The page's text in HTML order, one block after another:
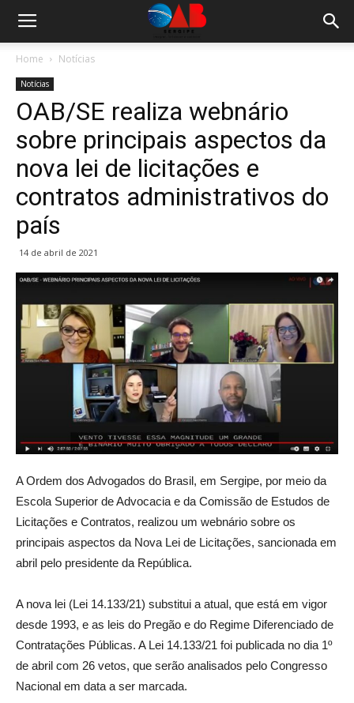
Home Notícias
Notícias
OAB/SE realiza webnário
sobre principais aspectos da
nova lei de licitações e
contratos administrativos do
país
14 de abril de 2021
A Ordem dos Advogados do Brasil, em Sergipe, por meio da
Escola Superior de Advocacia e da Comissão de Estudos de
Licitações e Contratos, realizou um webnário sobre os
principais aspectos da Nova Lei de Licitações, sancionada em
abril pelo presidente da República.
A nova lei (Lei 14.133/21) substitui a atual, que está em vigor
desde 1993, e as leis do Pregão e do Regime Diferenciado de
Contratações Públicas. A Lei 14.133/21 foi publicada no dia 1º
de abril com 26 vetos, que serão analisados pelo Congresso
Nacional em data a ser marcada.